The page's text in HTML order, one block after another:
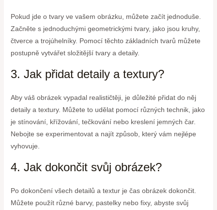
Pokud jde o tvary ve vašem obrázku, můžete začít jednoduše.
Začněte s jednoduchými geometrickými tvary, jako jsou kruhy,
čtverce a trojúhelníky. Pomocí těchto základních tvarů můžete
postupně vytvářet složitější tvary a detaily.
3. Jak přidat detaily a textury?
Aby váš obrázek vypadal realističtěji, je důležité přidat do něj
detaily a textury. Můžete to udělat pomocí různých technik, jako
je stínování, křížování, tečkování nebo kreslení jemných čar.
Nebojte se experimentovat a najít způsob, který vám nejlépe
vyhovuje.
4. Jak dokončit svůj obrázek?
Po dokončení všech detailů a textur je čas obrázek dokončit.
Můžete použít různé barvy, pastelky nebo fixy, abyste svůj